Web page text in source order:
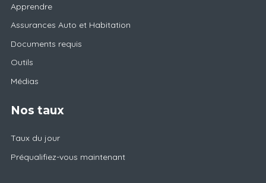
Apprendre
Assurances Auto et Habitation
Documents requis
Outils
Médias
Nos taux
Taux du jour
Préqualifiez-vous maintenant